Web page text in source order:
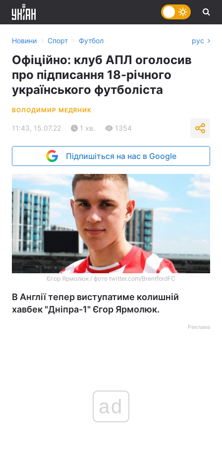
Новини › Спорт › Футбол рус
Офіційно: клуб АПЛ оголосив
про підписання 18-річного
українського футболіста
ВОЛОДИМИР МЕДЯНИК
11:43, 15.07.22 1 хв. 1354
Підпишіться на нас в Google
Єгор Ярмолюк / фото twitter.com/BrentfordFC
В Англії тепер виступатиме колишній
хавбек "Дніпра-1" Єгор Ярмолюк.
Реклама
ad